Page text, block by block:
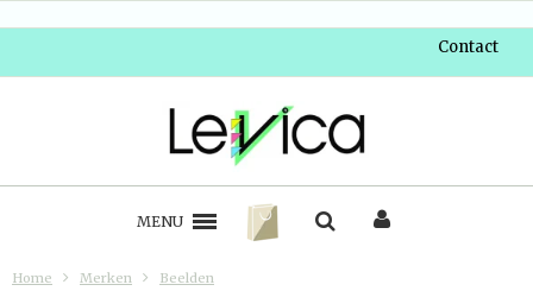
Contact
MENU
Home Merken Beelden